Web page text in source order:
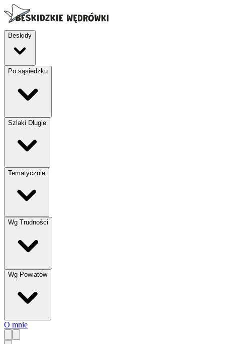
Beskidy
Po sąsiedzku
Szlaki Długie
Tematycznie
Wg Trudności
Wg Powiatów
O mnie